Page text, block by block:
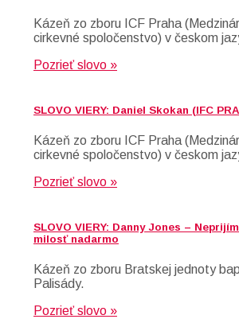
Kázeň zo zboru ICF Praha
cirkevné spoločenstvo) v českom
Pozrieť slovo »
SLOVO VIERY: Daniel Skokan (IFC
Kázeň zo zboru ICF Praha
cirkevné spoločenstvo) v českom
Pozrieť slovo »
SLOVO VIERY: Danny Jones –
milosť nadarmo
Kázeň zo zboru Bratskej jednoty
Palisády.
Pozrieť slovo »